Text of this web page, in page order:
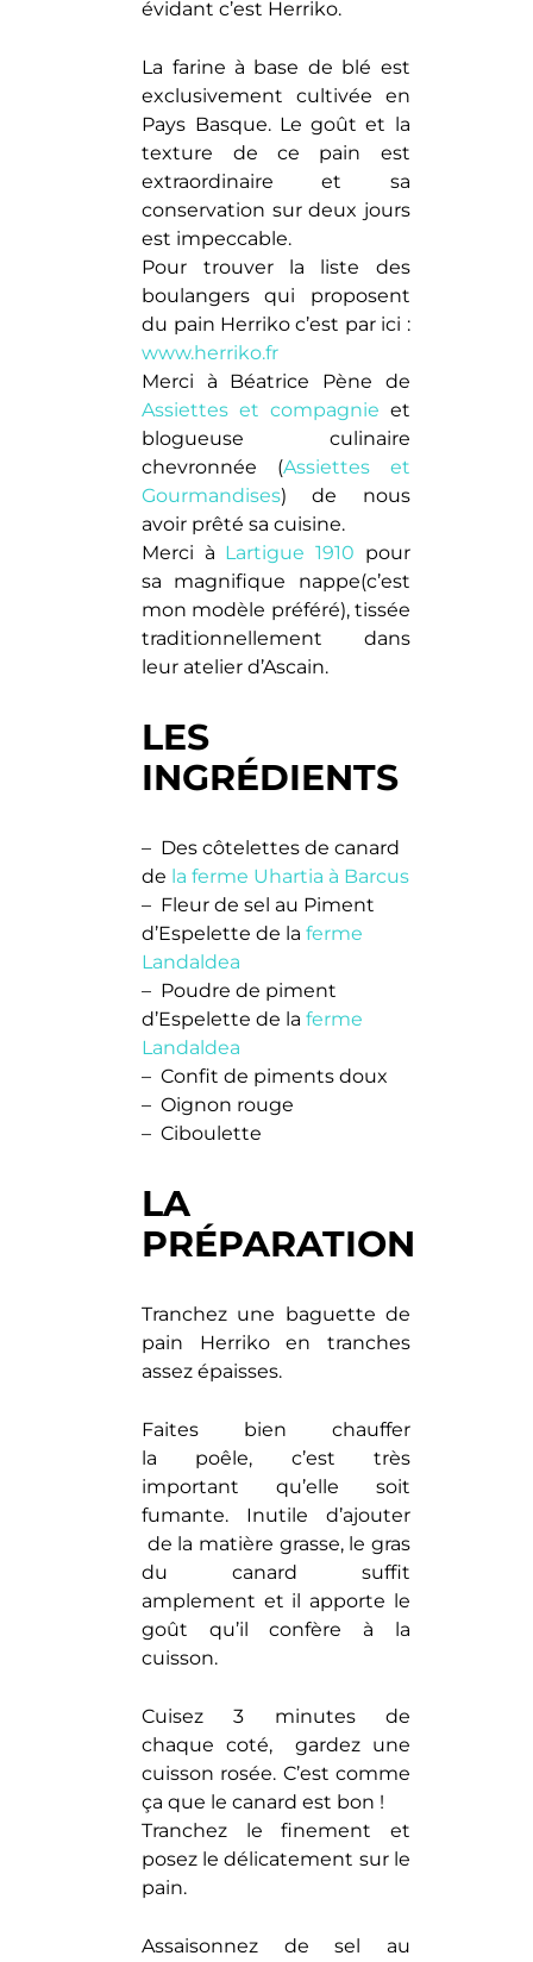
évidant c’est Herriko.
La farine à base de blé est
exclusivement cultivée en
Pays Basque. Le goût et la
texture de ce pain est
extraordinaire et sa
conservation sur deux jours
est impeccable.
Pour trouver la liste des
boulangers qui proposent
du pain Herriko c’est par ici :
www.herriko.fr
Merci à Béatrice Pène de
Assiettes et compagnie et
blogueuse culinaire
chevronnée (Assiettes et
Gourmandises) de nous
avoir prêté sa cuisine.
Merci à Lartigue 1910 pour
sa magnifique nappe(c’est
mon modèle préféré), tissée
traditionnellement dans
leur atelier d’Ascain.
LES
INGRÉDIENTS
– Des côtelettes de canard
de la ferme Uhartia à Barcus
– Fleur de sel au Piment
d’Espelette de laferme
Landaldea
– Poudre de piment
d’Espelette de laferme
Landaldea
– Confit de piments doux
– Oignon rouge
– Ciboulette
LA
PRÉPARATION
Tranchez une baguette de
pain Herriko en tranches
assez épaisses.
Faites bien chauffer
la poêle, c’est très
important qu’elle soit
fumante. Inutile d’ajouter
de la matière grasse, le gras
du canard suffit
amplement et il apporte le
goût qu’il confère à la
cuisson.
Cuisez 3 minutes de
chaque coté, gardez une
cuisson rosée. C’est comme
ça que le canard est bon !
Tranchez le finement et
posez le délicatement sur le
pain.
Assaisonnez de sel au